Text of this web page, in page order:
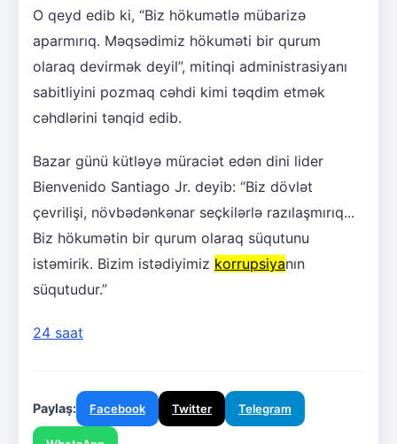
O qeyd edib ki, “Biz hökumətlə mübarizə
aparmırıq. Məqsədimiz hökuməti bir qurum
olaraq devirmək deyil”, mitinqi administrasiyanı
sabitliyini pozmaq cəhdi kimi təqdim etmək
cəhdlərini tənqid edib.
Bazar günü kütləyə müraciət edən dini lider
Bienvenido Santiago Jr. deyib: “Biz dövlət
çevrilişi, növbədənkənar seçkilərlə razılaşmırıq...
Biz hökumətin bir qurum olaraq süqutunu
istəmirik. Bizim istədiyimiz korrupsiyanın
süqutudur.”
24 saat
Paylaş: Facebook Twitter Telegram